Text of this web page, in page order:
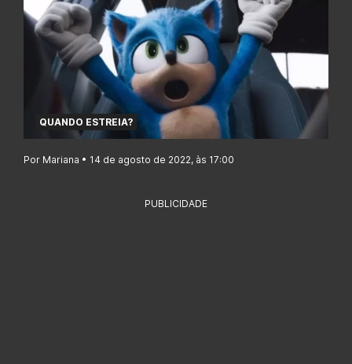
QUANDO ESTREIA?
Por Mariana • 14 de agosto de 2022, às 17:00
PUBLICIDADE